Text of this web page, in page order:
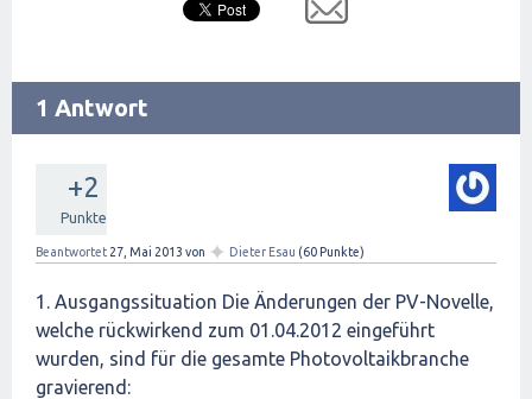
1 Antwort
+2
Punkte
Beantwortet 27, Mai 2013 von ✦ Dieter Esau (60 Punkte)
1. Ausgangssituation Die Änderungen der PV-Novelle,
welche rückwirkend zum 01.04.2012 eingeführt
wurden, sind für die gesamte Photovoltaikbranche
gravierend: